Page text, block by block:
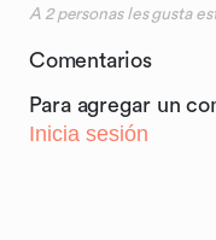
A 2personas les gusta
Comentarios
Para agregar un
Inicia sesión